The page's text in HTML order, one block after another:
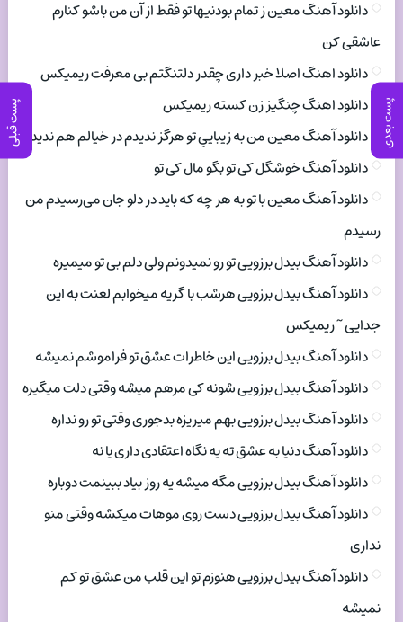
پست بعدی پست قبلی
دانلود آهنگ معین ز تمام بودنیها تو فقط از آن من باشو کنارم
عاشقی کن
دانلود اهنگ اصلا خبر داری چقدر دلتنگتم بی معرفت ریمیکس
دانلود اهنگ چنگیز زن کسته ریمیکس
دانلود آهنگ معین من به زیباییِ تو هرگز ندیدم در خیالم هم ندیدم
دانلود آهنگ خوشگل کی تو بگو مال کی تو
دانلود آهنگ معین با تو به هر چه که باید در دلو جان می‌رسیدم من
رسیدم
دانلود آهنگ بیدل برزویی تو رو نمیدونم ولی دلم بی تو میمیره
دانلود آهنگ بیدل برزویی هرشب با گریه میخوابم لعنت به این
جدایی ~ ریمیکس
دانلود آهنگ بیدل برزویی این خاطرات عشق تو فراموشم نمیشه
دانلود آهنگ بیدل برزویی شونه کی مرهم میشه وقتی دلت میگیره
دانلود آهنگ بیدل برزویی بهم میریزه بدجوری وقتی تو رو نداره
دانلود آهنگ دنیا به عشق ته یه نگاه اعتقادی داری یا نه
دانلود آهنگ بیدل برزویی مگه میشه یه روز بیاد ببینمت دوباره
دانلود آهنگ بیدل برزویی دست روی موهات میکشه وقتی منو
نداری
دانلود آهنگ بیدل برزویی هنوزم تو این قلب من عشق تو کم
نمیشه